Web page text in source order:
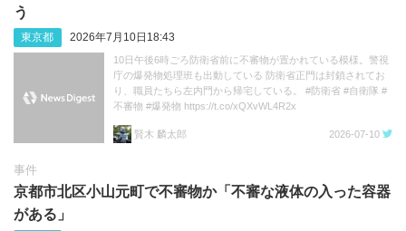
う
東京都 2026年7月10日18:43
10日午後6時ごろ防衛省前に不審物が置かれている模様。警視
庁の爆発物処理班も出動している 防衛省正門は封鎖されてお
り、職員たちら左内門から帰宅している。 #防衛省 #自衛隊 #
不審物 #爆発物 https://t.co/xQXvWL4R2x
賢木 麟太郎 2026-07-10
事件
京都市北区小山元町で不審物か「不審な液体の入った容器
がある」